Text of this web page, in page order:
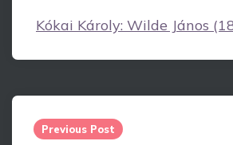
Kókai Károly: Wilde János
Post
navigation
Previous Post